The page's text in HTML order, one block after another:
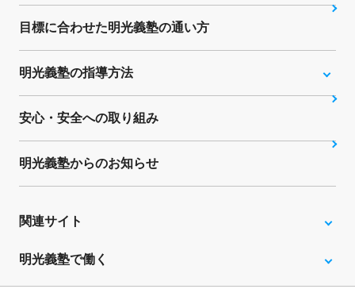
目標に合わせた明光義塾の通い方
明光義塾の指導方法
安心・安全への取り組み
明光義塾からのお知らせ
関連サイト
明光義塾で働く